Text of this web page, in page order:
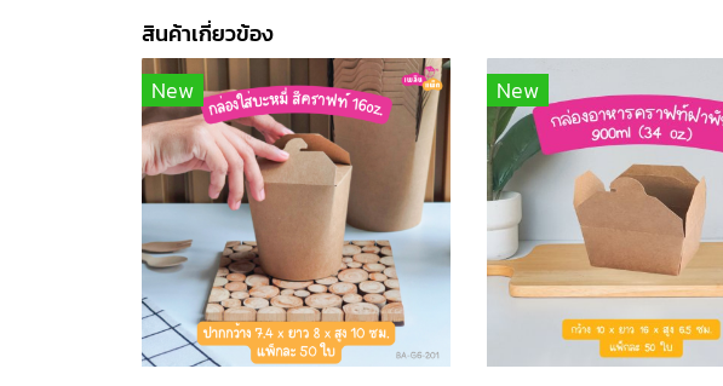
สินค้าเกี่ยวข้อง
New
New